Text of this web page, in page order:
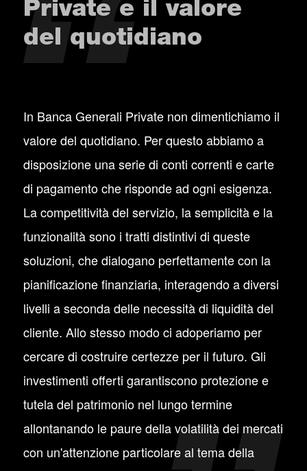
Private e il valore
del quotidiano
In Banca Generali Private non dimentichiamo il
valore del quotidiano. Per questo abbiamo a
disposizione una serie di conti correnti e carte
di pagamento che risponde ad ogni esigenza.
La competitività del servizio, la semplicità e la
funzionalità sono i tratti distintivi di queste
soluzioni, che dialogano perfettamente con la
pianificazione finanziaria, interagendo a diversi
livelli a seconda delle necessità di liquidità del
cliente. Allo stesso modo ci adoperiamo per
cercare di costruire certezze per il futuro. Gli
investimenti offerti garantiscono protezione e
tutela del patrimonio nel lungo termine
allontanando le paure della volatilità dei mercati
con un'attenzione particolare al tema della